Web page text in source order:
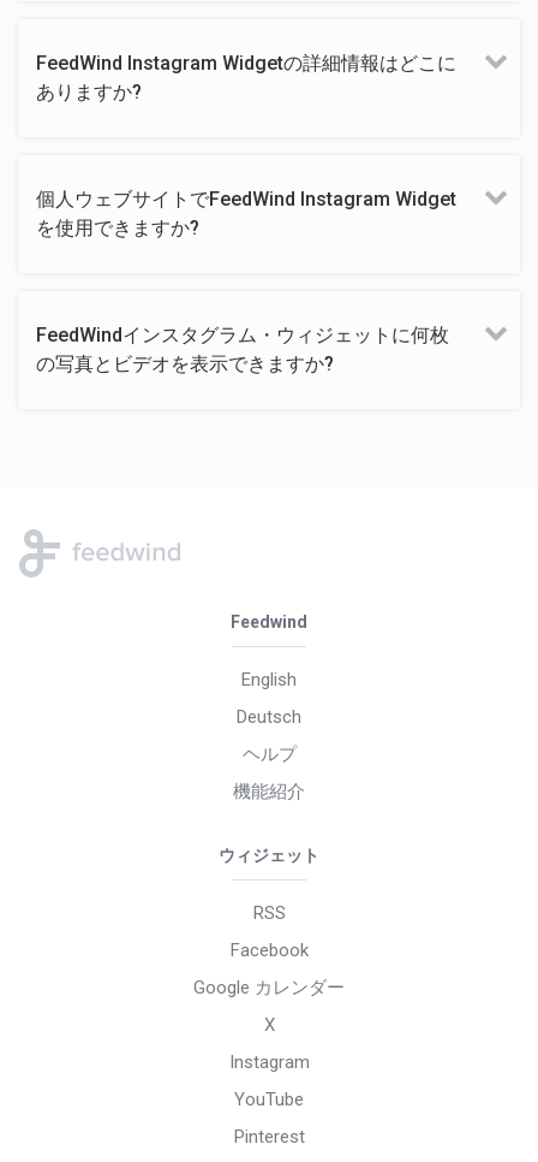
FeedWind Instagram Widgetの詳細情報はどこに
ありますか?
個人ウェブサイトでFeedWind Instagram Widget
を使用できますか?
FeedWindインスタグラム・ウィジェットに何枚
の写真とビデオを表示できますか?
Feedwind
English
Deutsch
ヘルプ
機能紹介
ウィジェット
RSS
Facebook
Google カレンダー
X
Instagram
YouTube
Pinterest